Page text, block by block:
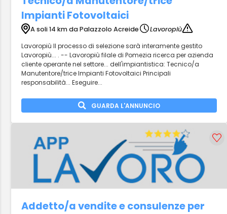
Impianti Fotovoltaici
A soli 14 km da Palazzolo Acreide
Lavoropiù
Lavoropiù Il processo di selezione sarà interamente gestito
Lavoropiù... . -- Lavoropiù filale di Pomezia ricerca per azienda
cliente operante nel settore... dell'impiantistica: Tecnico/a
Manutentore/trice Impianti Fotovoltaici Principali
responsabilità... Eseguire...
GUARDA L'ANNUNCIO
Addetto/a vendite e consulenze per